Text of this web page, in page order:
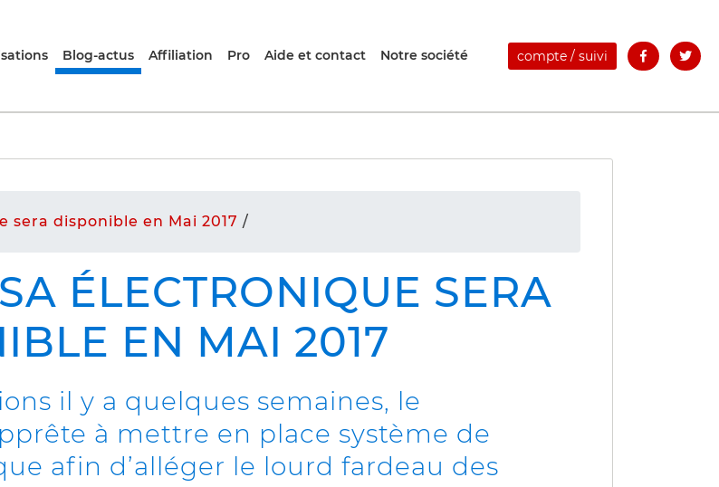
compte / suivi
Blog-actus Affiliation Pro Aide et contact Notre société
sera disponible en Mai 2017 /
ÉLECTRONIQUE SERA
EN MAI 2017
il y a quelques semaines, le
à mettre en place système de
afin d’alléger le lourd fardeau des